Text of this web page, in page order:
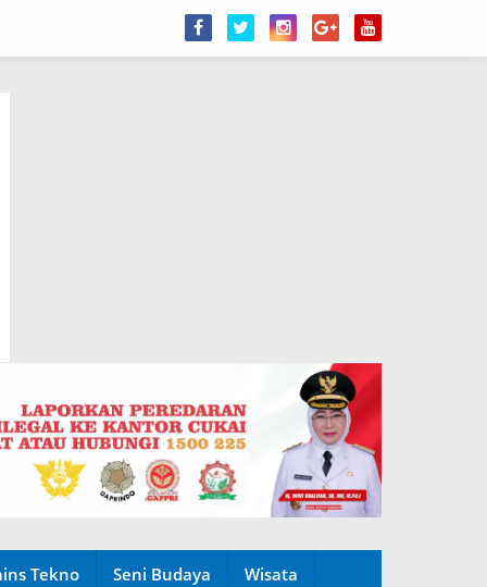
Tekno Seni Budaya Wisata